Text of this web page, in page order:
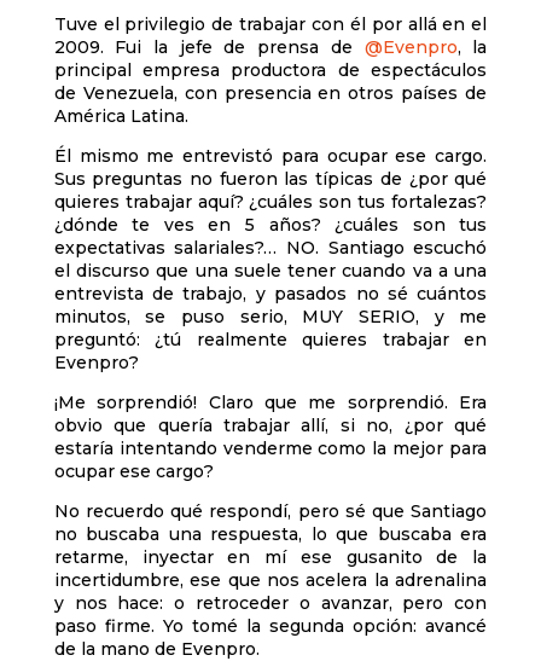
Tuve el privilegio de trabajar con él por allá en el
2009. Fui la jefe de prensa de @Evenpro, la
principal empresa productora de espectáculos
de Venezuela, con presencia en otros países de
América Latina.
Él mismo me entrevistó para ocupar ese cargo.
Sus preguntas no fueron las típicas de ¿por qué
quieres trabajar aquí? ¿cuáles son tus fortalezas?
¿dónde te ves en 5 años? ¿cuáles son tus
expectativas salariales?… NO. Santiago escuchó
el discurso que una suele tener cuando va a una
entrevista de trabajo, y pasados no sé cuántos
minutos, se puso serio, MUY SERIO, y me
preguntó: ¿tú realmente quieres trabajar en
Evenpro?
¡Me sorprendió! Claro que me sorprendió. Era
obvio que quería trabajar allí, si no, ¿por qué
estaría intentando venderme como la mejor para
ocupar ese cargo?
No recuerdo qué respondí, pero sé que Santiago
no buscaba una respuesta, lo que buscaba era
retarme, inyectar en mí ese gusanito de la
incertidumbre, ese que nos acelera la adrenalina
y nos hace: o retroceder o avanzar, pero con
paso firme. Yo tomé la segunda opción: avancé
de la mano de Evenpro.